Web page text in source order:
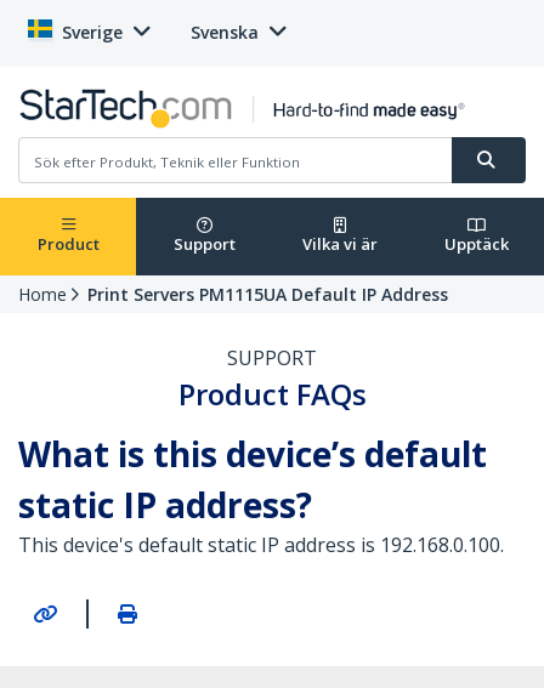
Sverige Svenska
Product Support Vilka vi är Upptäck
Home Print Servers PM1115UA Default IP Address
SUPPORT
Product FAQs
What is this device’s default
static IP address?
This device's default static IP address is 192.168.0.100.
|